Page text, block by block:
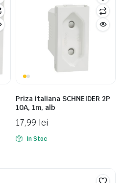
Priza italiana SCHNEIDER 2P
10A, 1m, alb
17,99 lei
In Stoc